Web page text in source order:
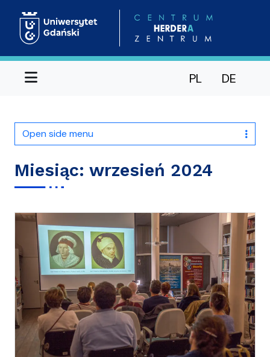
Menu PL DE
Open side menu
Miesiąc: wrzesień 2024